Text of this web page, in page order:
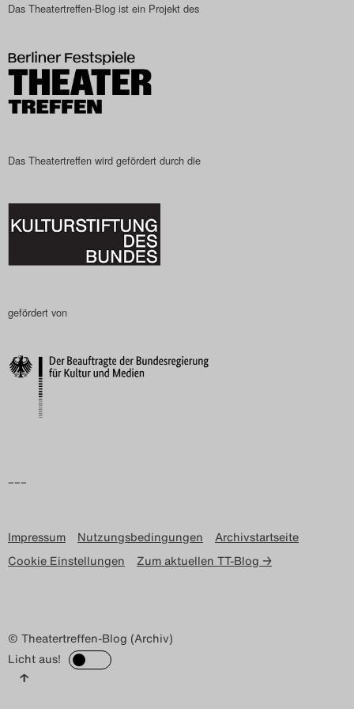
Das Theatertreffen-Blog
Das Theatertreffen-Blog
Das Theatertreffen-Blog
Das Theatertreffen-Blog
Archiv
Search
Das Theatertreffen-Blog ist ein Projekt des
Das Theatertreffen wird gefördert durch die
gefördert von
–––
Impressum Nutzungsbedingungen
Archivstartseite
Cookie Einstellungen
Zum aktuellen TT-Blog →
© Theatertreffen-Blog (Archiv)
Licht aus!
↑